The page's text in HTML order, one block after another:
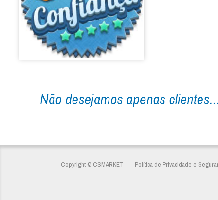
Copyright © CSMARKET Política de Privacidade e